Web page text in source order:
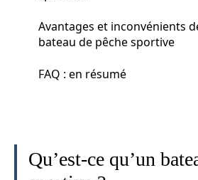
Avantages et inconvénients
bateau de pêche sportive
FAQ : en résumé
Qu’est-ce qu’un